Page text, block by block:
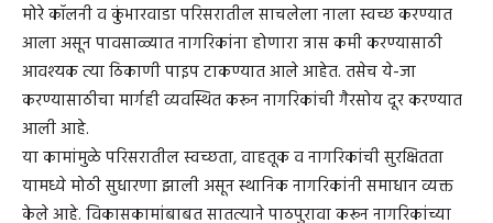
मोरे कॉलनी व कुंभारवाडा परिसरातील साचलेला नाला स्वच्छ करण्यात
आला असून पावसाळ्यात नागरिकांना होणारा त्रास कमी करण्यासाठी
आवश्यक त्या ठिकाणी पाइप टाकण्यात आले आहेत. तसेच ये-जा
करण्यासाठीचा मार्गही व्यवस्थित करून नागरिकांची गैरसोय दूर करण्यात
आली आहे.
या कामांमुळे परिसरातील स्वच्छता, वाहतूक व नागरिकांची सुरक्षितता
यामध्ये मोठी सुधारणा झाली असून स्थानिक नागरिकांनी समाधान व्यक्त
केले आहे. विकासकामांबाबत सातत्याने पाठपुरावा करून नागरिकांच्या